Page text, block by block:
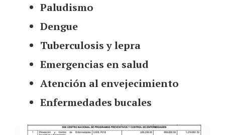
Paludismo
Dengue
Tuberculosis y lepra
Emergencias en salud
Atención al envejecimiento
Enfermedades bucales